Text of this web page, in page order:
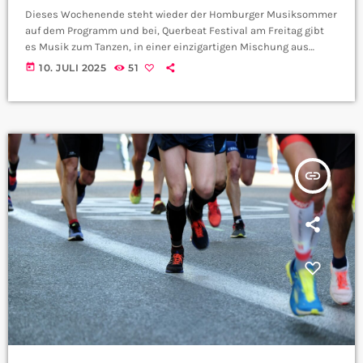
Dieses Wochenende steht wieder der Homburger Musiksommer
auf dem Programm und bei, Querbeat Festival am Freitag gibt
es Musik zum Tanzen, in einer einzigartigen Mischung aus
westafrikanischen und deutschen Klängen. Anna aus der
today 10. JULI 2025 51
insert_link